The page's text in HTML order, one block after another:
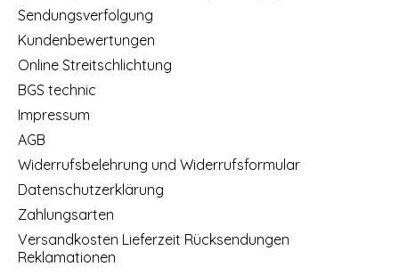
Sendungsverfolgung
Kundenbewertungen
Online Streitschlichtung
BGS technic
Impressum
AGB
Widerrufsbelehrung und Widerrufsformular
Datenschutzerklärung
Zahlungsarten
Versandkosten Lieferzeit Rücksendungen
Reklamationen